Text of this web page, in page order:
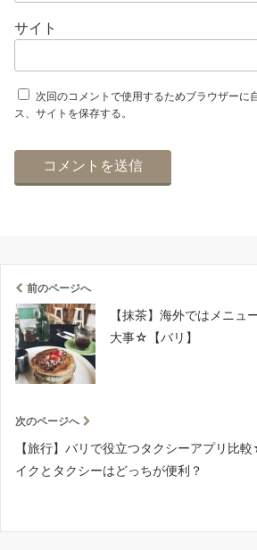
サイト
次回のコメントで使用するためブラウザーに
ス、サイトを保存する。
前のページへ
【抹茶】海外ではメニュ
大事☆【バリ】
次のページへ
【旅行】バリで役立つタクシーアプリ比
イクとタクシーはどっちが便利？